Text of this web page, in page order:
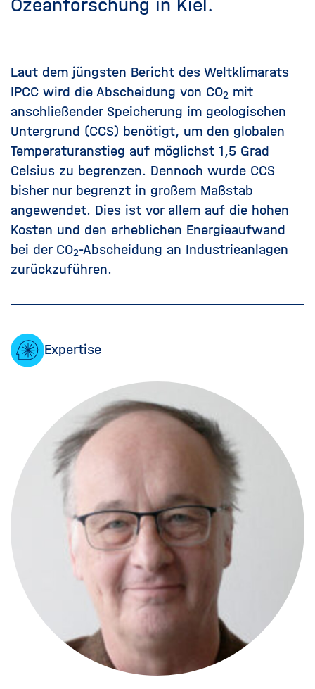
Ozeanforschung in Kiel.
Laut dem jüngsten Bericht des Weltklimarats
IPCC wird die Abscheidung von CO2 mit
anschließender Speicherung im geologischen
Untergrund (CCS) benötigt, um den globalen
Temperaturanstieg auf möglichst 1,5 Grad
Celsius zu begrenzen. Dennoch wurde CCS
bisher nur begrenzt in großem Maßstab
angewendet. Dies ist vor allem auf die hohen
Kosten und den erheblichen Energieaufwand
bei der CO2-Abscheidung an Industrieanlagen
zurückzuführen.
Expertise